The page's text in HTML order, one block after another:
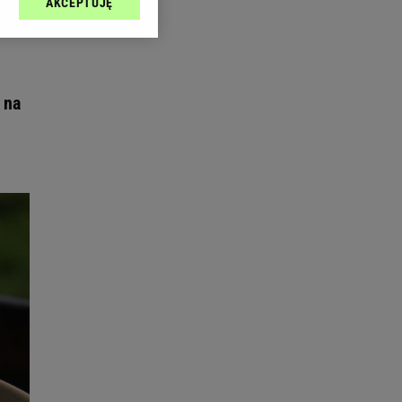
sp. z o.o., jej
Zmiana ustawień
celów identyfikacji.
reklam i treści,